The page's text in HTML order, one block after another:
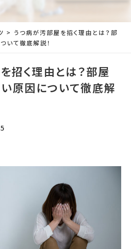
> うつ病が汚部屋を招く理由とは？部
いて徹底解説！
招く理由とは？部屋
原因について徹底解